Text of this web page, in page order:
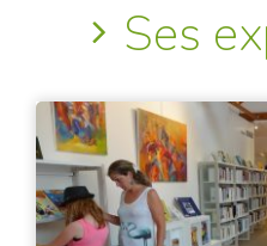
Ses